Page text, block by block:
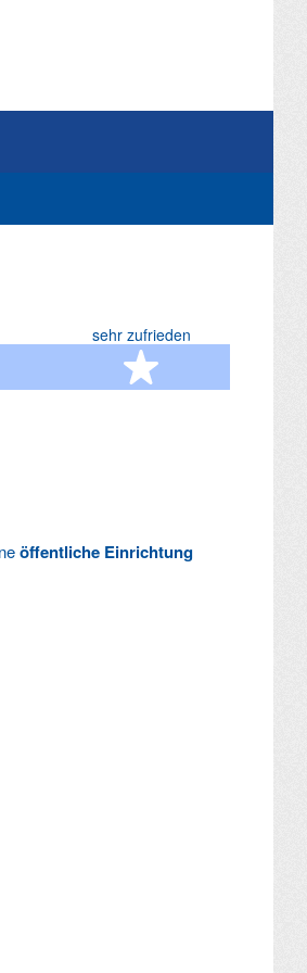
sehr zufrieden
5 Sterne
öffentliche Einrichtung